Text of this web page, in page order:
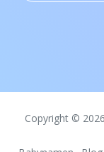
Copyright ©